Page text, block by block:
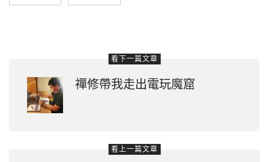
看下一篇文章
禪修帶我走出電玩魔窟
看上一篇文章